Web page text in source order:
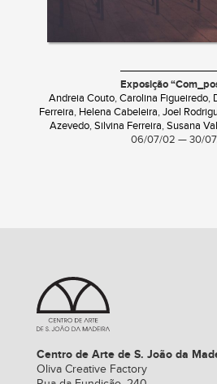
Exposição
Andreia Couto, Carolina Figueiredo,
Ferreira, Helena Cabeleira, Joel
Azevedo, Silvina Ferreira, Susana
06/07/02 — 30/
Centro de Arte de S. João da
Oliva Creative Factory